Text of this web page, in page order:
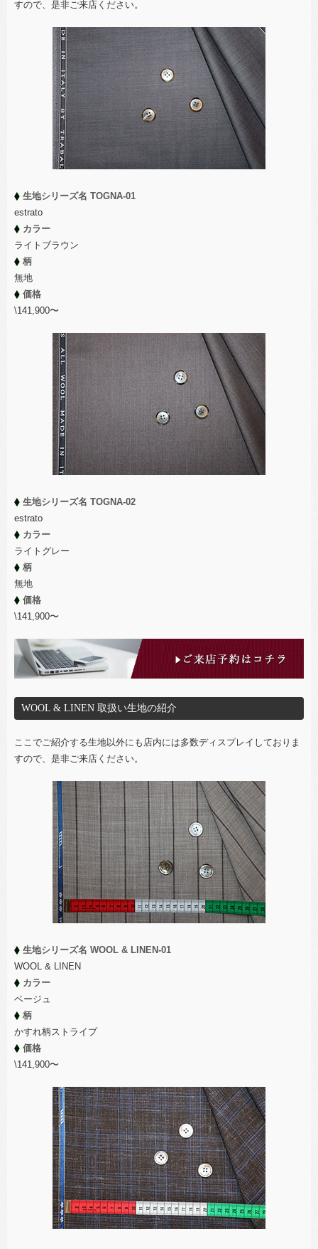
すので、是非ご来店ください。
生地シリーズ名 TOGNA-01
estrato
カラー
ライトブラウン
柄
無地
価格
\141,900〜
生地シリーズ名 TOGNA-02
estrato
カラー
ライトグレー
柄
無地
価格
\141,900〜
WOOL & LINEN 取扱い生地の紹介
ここでご紹介する生地以外にも店内には多数ディスプレイしておりま
すので、是非ご来店ください。
生地シリーズ名 WOOL & LINEN-01
WOOL & LINEN
カラー
ベージュ
柄
かすれ柄ストライプ
価格
\141,900〜